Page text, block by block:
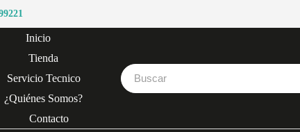
Inicio
Tienda
Servicio Tecnico
¿Quiénes Somos?
Contacto